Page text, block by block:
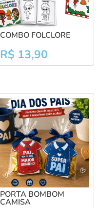
COMBO FOLCLORE
R$ 13,90
PORTA BOMBOM
CAMISA